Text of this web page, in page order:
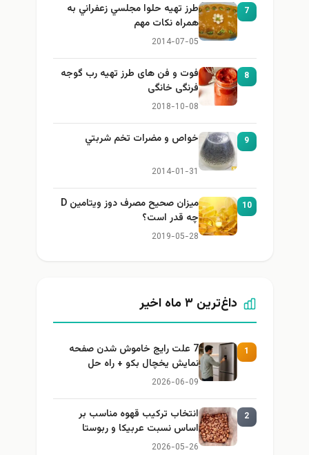
7
طرز تهيه حلوا مجلسي زعفراني به
همراه نكات مهم
2014-07-05
8
فوت و فن های طرز تهیه رب گوجه
فرنگی خانگی
2018-10-08
9 خواص و مضرات تخم شربتي
2014-01-31
10
میزان صحیح مصرف دوز ویتامین D
چه قدر است؟
2019-05-28
داغ‌ترین ۳ ماه اخیر
1
7 علت رایج خاموش شدن صفحه
نمایش یخچال بکو + راه حل
2026-06-09
2
انتخاب ترکیب قهوه مناسب بر
اساس نسبت عربیکا و ربوستا
2026-05-26